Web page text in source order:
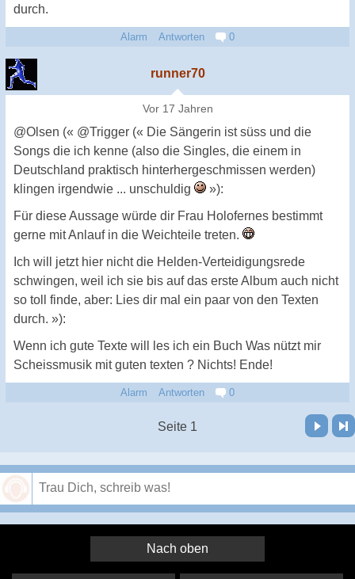
durch.
Alarm Antworten 0
runner70
Vor 17 Jahren
@Olsen (« @Trigger (« Die Sängerin ist süss und die
Songs die ich kenne (also die Singles, die einem in
Deutschland praktisch hinterhergeschmissen werden)
klingen irgendwie ... unschuldig
»):
Für diese Aussage würde dir Frau Holofernes bestimmt
gerne mit Anlauf in die Weichteile treten.
Ich will jetzt hier nicht die Helden-Verteidigungsrede
schwingen, weil ich sie bis auf das erste Album auch nicht
so toll finde, aber: Lies dir mal ein paar von den Texten
durch. »):
Wenn ich gute Texte will les ich ein Buch Was nützt mir
Scheissmusik mit guten texten ? Nichts! Ende!
Alarm Antworten 0
Seite 1
Vor Letzte Seite
Nach oben